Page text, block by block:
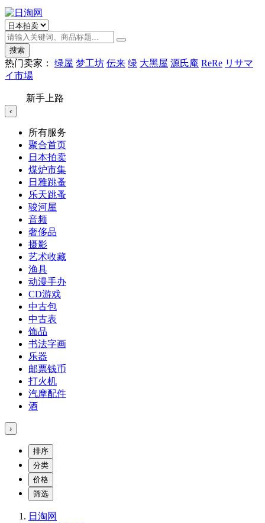
搜索
热门卖家： 绿屋 梦工坊 伝来 绿 大黑屋 源氏庵 ReRe リサマ
イ市場
新手上路
‹
所有服务
聚合首页
日本拍卖
煤炉市集
日雅跳蚤
乐天跳蚤
骏河屋
音频
奢侈品
摄影
艺术收藏
渔具
动漫手办
CD游戏
中古包
中古表
饰品
书法字画
乐器
邮票钱币
打火机
汽摩配件
酒
›
排序
分类
价格
筛选
日淘网